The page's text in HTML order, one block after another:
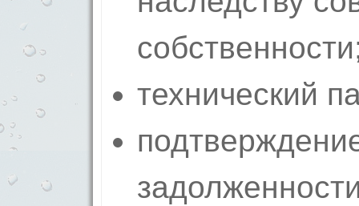
технический